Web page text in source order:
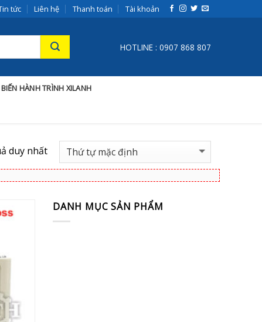
tức Liên hệ Thanh toán Tài khoản
HOTLINE : 0907 868 807
HÀNH TRÌNH XILANH
duy nhất
DANH MỤC SẢN PHẨM